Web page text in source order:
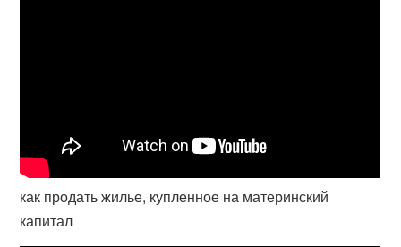
как продать жилье, купленное на материнский
капитал